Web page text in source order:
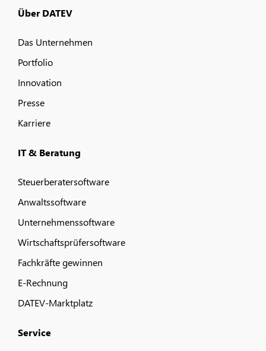
Über DATEV
Das Unternehmen
Portfolio
Innovation
Presse
Karriere
IT & Beratung
Steuerberatersoftware
Anwaltssoftware
Unternehmenssoftware
Wirtschaftsprüfersoftware
Fachkräfte gewinnen
E-Rechnung
DATEV-Marktplatz
Service